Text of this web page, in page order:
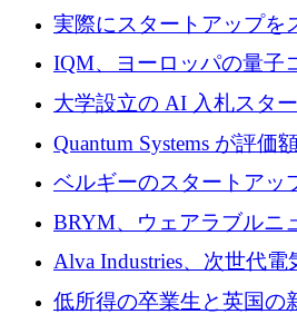
するためにシリーズ A で
実際にスタートアップを
ノベーション モデルを学
IQM、ヨーロッパの量子
企業として初めて米国の
大学設立の AI 入札スタ
がプレシード資金総額
Quantum Systems が評価
ドルを調達
ベルギーのスタートアッ
の可視化のために 50 万ユ
BRYM、ウェアラブルニ
クプラットフォームの開
Alva Industries、次世代
大に 1,600 万ユーロを調
低所得の卒業生と英国の